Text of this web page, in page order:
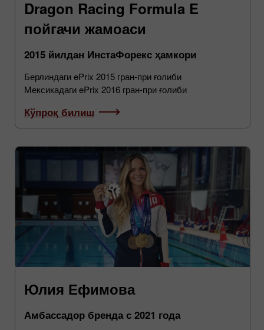
Dragon Racing Formula E
пойгачи жамоаси
2015 йилдан ИнстаФорекс ҳамкори
Берлиндаги ePrix 2015 гран-при ғолиби
Мексикадаги ePrix 2016 гран-при ғолиби
Кўпроқ билиш
Юлия Ефимова
Амбассадор бренда с 2021 года